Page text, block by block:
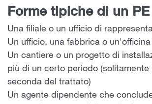
Forme tipiche di un PE
Una filiale o un ufficio di
Un ufficio, una fabbrica o un'officina
Un cantiere o un progetto di
più di un certo periodo (solitamente
seconda del trattato)
Un agente dipendente che